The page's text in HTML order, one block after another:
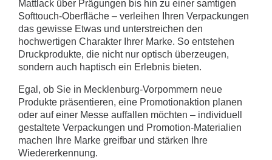
Mattlack über Prägungen bis hin zu einer samtigen
Softtouch-Oberfläche – verleihen Ihren Verpackungen
das gewisse Etwas und unterstreichen den
hochwertigen Charakter Ihrer Marke. So entstehen
Druckprodukte, die nicht nur optisch überzeugen,
sondern auch haptisch ein Erlebnis bieten.
Egal, ob Sie in Mecklenburg-Vorpommern neue
Produkte präsentieren, eine Promotionaktion planen
oder auf einer Messe auffallen möchten – individuell
gestaltete Verpackungen und Promotion-Materialien
machen Ihre Marke greifbar und stärken Ihre
Wiedererkennung.